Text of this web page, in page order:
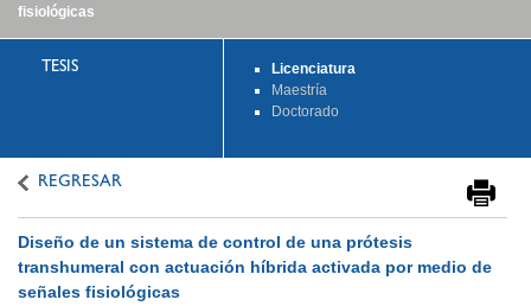
fisiológicas
TESIS
Licenciatura
Maestría
Doctorado
REGRESAR
Diseño de un sistema de control de una prótesis
transhumeral con actuación híbrida activada por medio de
señales fisiológicas